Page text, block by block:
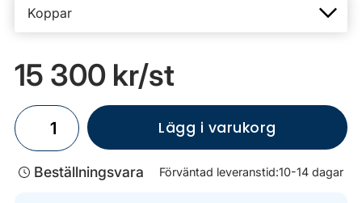
15 300 kr/st
Lägg i varukorg
Beställningsvara Förväntad leveranstid:10-14 dagar